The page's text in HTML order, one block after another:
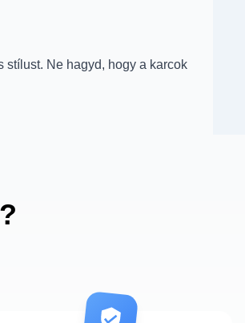
stílust. Ne hagyd, hogy a karcok